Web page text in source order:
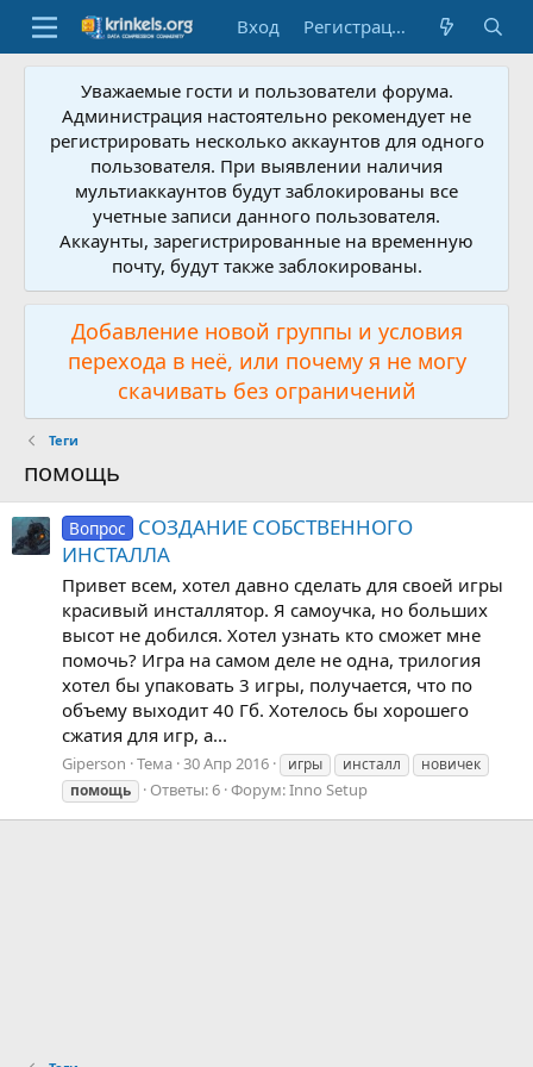
Вход Регистрация
Уважаемые гости и пользователи форума.
Администрация настоятельно рекомендует не
регистрировать несколько аккаунтов для одного
пользователя. При выявлении наличия
мультиаккаунтов будут заблокированы все
учетные записи данного пользователя.
Аккаунты, зарегистрированные на временную
почту, будут также заблокированы.
Добавление новой группы и условия
перехода в неё, или почему я не могу
скачивать без ограничений
Теги
помощь
Вопрос
СОЗДАНИЕ СОБСТВЕННОГО
ИНСТАЛЛА
Привет всем, хотел давно сделать для своей игры
красивый инсталлятор. Я самоучка, но больших
высот не добился. Хотел узнать кто сможет мне
помочь? Игра на самом деле не одна, трилогия
хотел бы упаковать 3 игры, получается, что по
объему выходит 40 Гб. Хотелось бы хорошего
сжатия для игр, а...
Giperson Тема 30 Апр 2016 игры инсталл
новичек
помощь
Ответы: 6 Форум:Inno Setup